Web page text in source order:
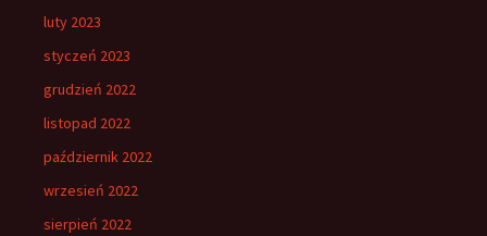
luty 2023
styczeń 2023
grudzień 2022
listopad 2022
październik 2022
wrzesień 2022
sierpień 2022